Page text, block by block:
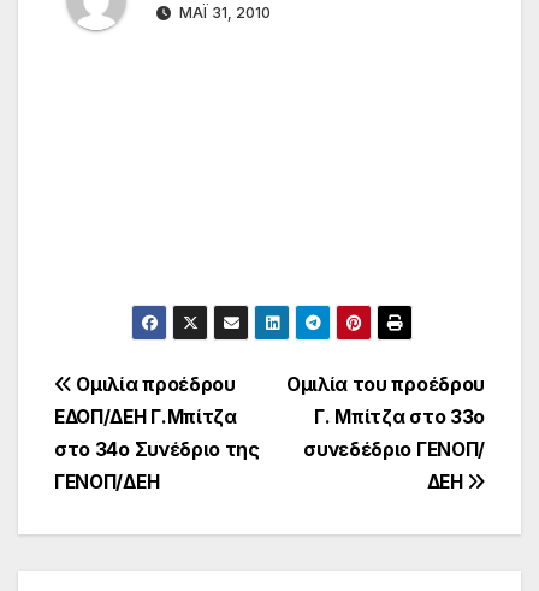
ΜΆΙ 31, 2010
Πλοήγηση
άρθρων
Ομιλία του προέδρου
Γ. Μπίτζα στο 33ο
συνεδέδριο ΓΕΝΟΠ/
ΔΕΗ
Ομιλία προέδρου
ΕΔΟΠ/ΔΕΗ Γ.Μπίτζα
στο 34ο Συνέδριο της
ΓΕΝΟΠ/ΔΕΗ